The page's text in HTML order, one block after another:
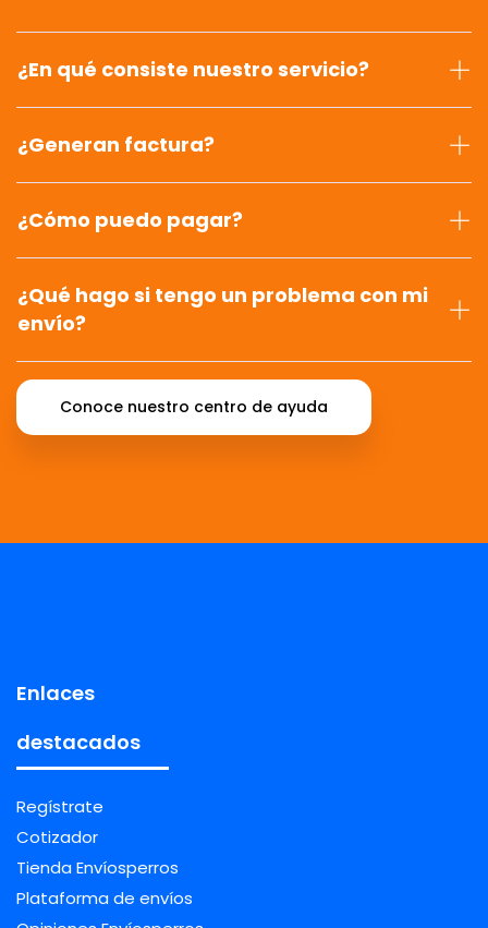
¿En qué consiste nuestro servicio?
¿Generan factura?
¿Cómo puedo pagar?
¿Qué hago si tengo un problema con mi
envío?
Conoce nuestro centro de ayuda
Enlaces
destacados
Regístrate
Cotizador
Tienda Envíosperros
Plataforma de envíos